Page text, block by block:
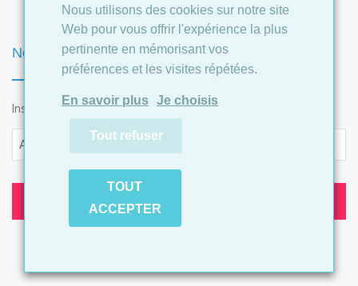
Newsletter
Inscrivez-vous à notre Newsletter
Adresse e-mail
INSCRIPTION
Nous utilisons des cookies sur notre site
Web pour vous offrir l'expérience la plus
pertinente en mémorisant vos
préférences et les visites répétées.
En savoir plus Je choisis
Tout refuser
TOUT
ACCEPTER